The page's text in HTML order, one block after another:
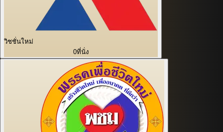
วิชชั่นใหม่
0ที่นั่ง